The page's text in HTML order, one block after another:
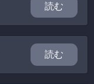
読む
読む